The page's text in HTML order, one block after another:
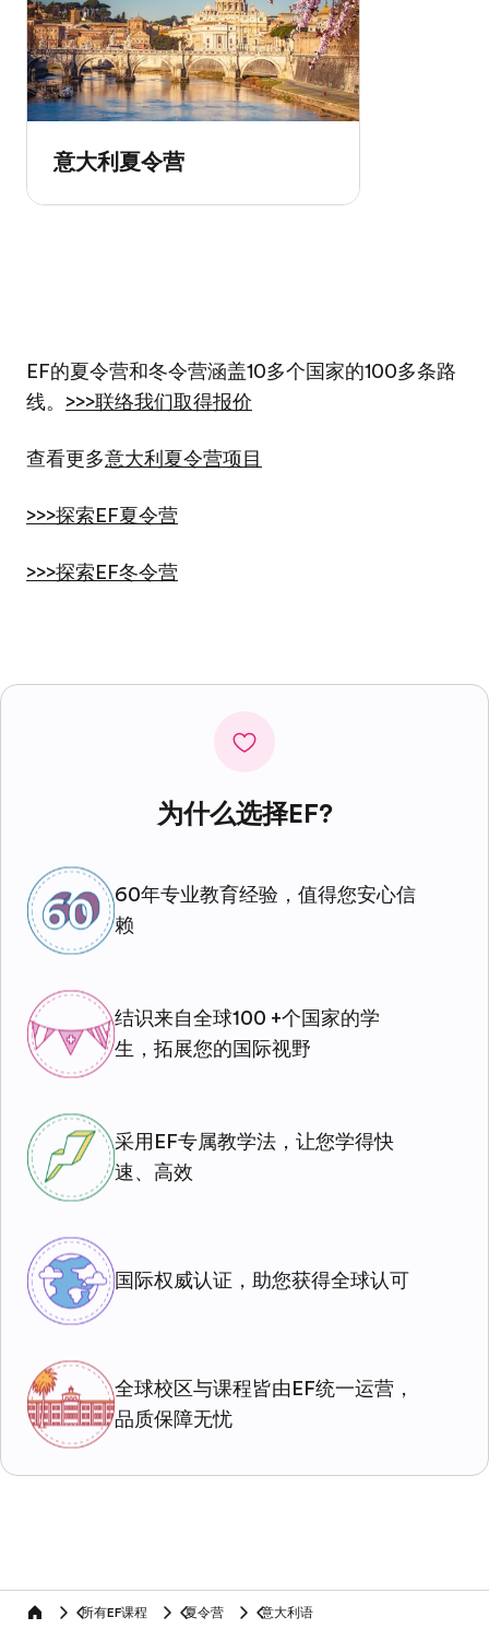
意大利夏令营
EF的夏令营和冬令营涵盖10多个国家的100多条路
线。 >>>联络我们取得报价
查看更多意大利夏令营项目
>>>探索EF夏令营
>>>探索EF冬令营
为什么选择EF?
60年专业教育经验，值得您安心信
赖
结识来自全球100 +个国家的学
生，拓展您的国际视野
采用EF专属教学法，让您学得快
速、高效
国际权威认证，助您获得全球认可
全球校区与课程皆由EF统一运营，
品质保障无忧
home 所有EF课程 夏令营 意大利语